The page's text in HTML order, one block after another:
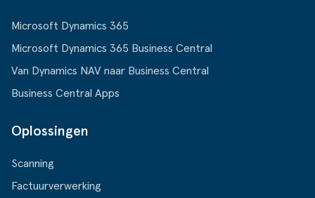
Microsoft Dynamics 365
Microsoft Dynamics 365 Business Central
Van Dynamics NAV naar Business Central
Business Central Apps
Oplossingen
Scanning
Factuurverwerking